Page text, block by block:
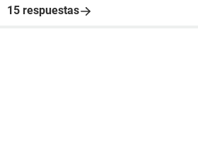
15 respuestas